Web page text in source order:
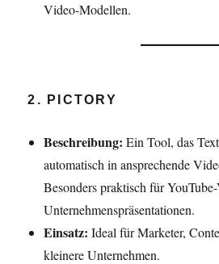
Video-Modellen.
2. PICTORY
Beschreibung: Ein Tool, das
automatisch in ansprechende
Besonders praktisch für
Unternehmenspräsentationen.
Einsatz: Ideal für Marketer,
kleinere Unternehmen.